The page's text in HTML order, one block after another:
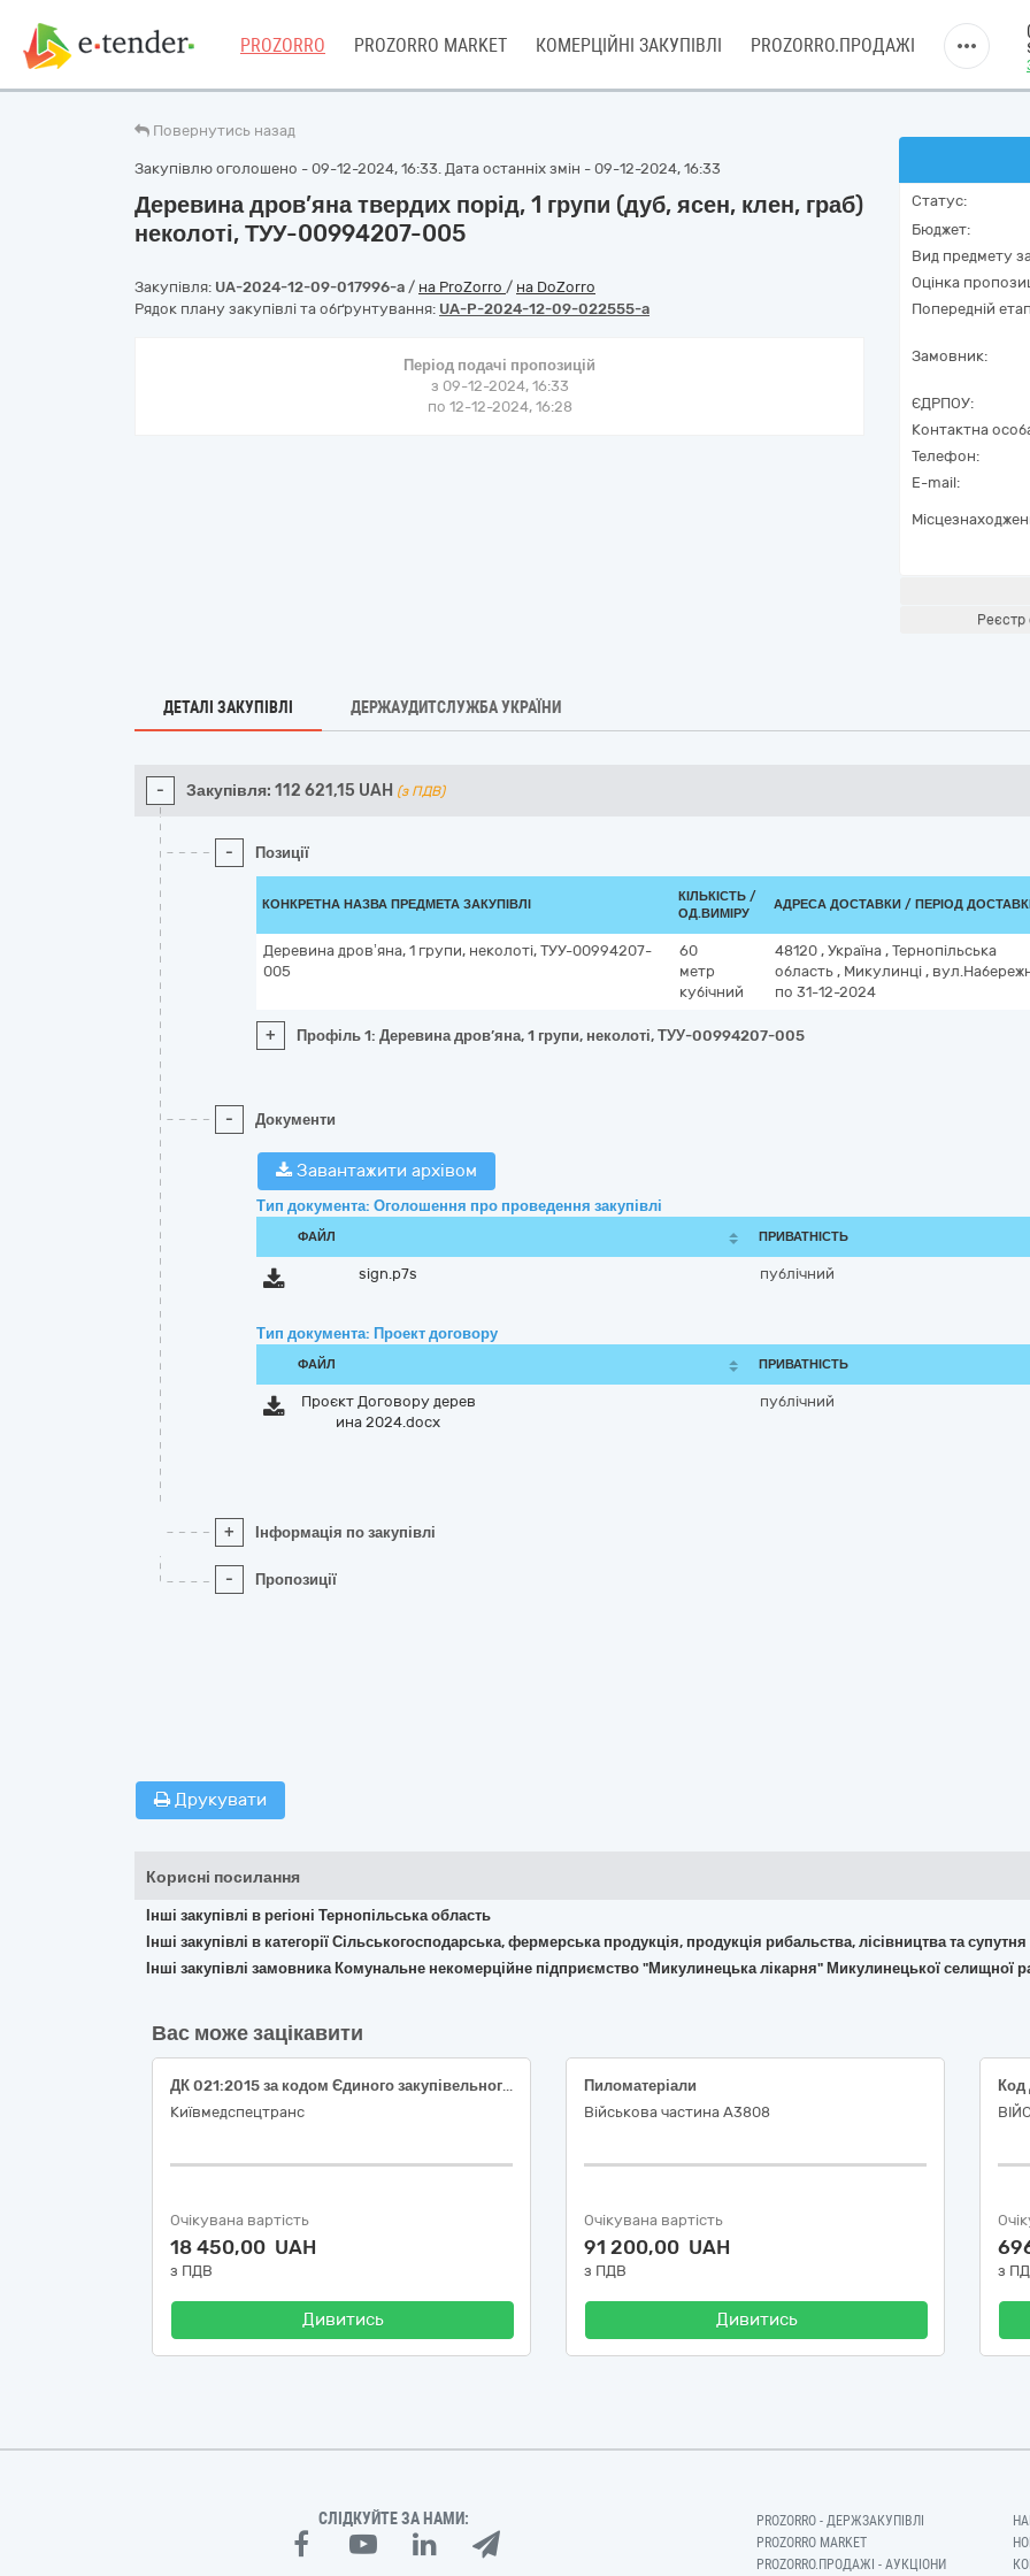
PROZORRO PROZORRO MARKET КОМЕРЦІЙНІ ЗАКУПІВЛІ PROZORRO.ПРОДАЖІ
Повернутись назад
Закупівлю оголошено - 09-12-2024, 16:33. Дата останніх змін - 09-12-2024, 16:33
Деревина дров’яна твердих порід, 1 групи (дуб, ясен, клен, граб)
неколоті, ТУУ-00994207-005
Закупівля: UA-2024-12-09-017996-a / на ProZorro / на DoZorro
Рядок плану закупівлі та обґрунтування: UA-P-2024-12-09-022555-a
Період подачі пропозицій
з 09-12-2024, 16:33
по 12-12-2024, 16:28
Статус:
Бюджет:
Вид предмету
Оцінка
Попередній
Замовник:
ЄДРПОУ:
Контактна
Телефон:
E-mail:
Реєстр
ДЕТАЛІ ЗАКУПІВЛІ ДЕРЖАУДИТСЛУЖБА УКРАЇНИ
- Закупівля: 112 621,15 UAH (з ПДВ)
- Позиції
КОНКРЕТНА НАЗВА ПРЕДМЕТА ЗАКУПІВЛІ
КІЛЬКІСТЬ /
ОД.ВИМІРУ
АДРЕСА ДОСТАВКИ / ПЕРІОД
Деревина дров’яна, 1 групи, неколоті, ТУУ-00994207-
005
60
метр
кубічний
48120 , Україна , Тернопільська
область , Микулинці ,
по 31-12-2024
+ Профіль 1: Деревина дров’яна, 1 групи, неколоті, ТУУ-00994207-005
- Документи
Завантажити архівом
Тип документа: Оголошення про проведення закупівлі
ФАЙЛ ПРИВАТНІСТЬ
sign.p7s публічний
Тип документа: Проект договору
ФАЙЛ ПРИВАТНІСТЬ
Проєкт Договору дерев
ина 2024.docx
публічний
+ Інформація по закупівлі
- Пропозиції
Друкувати
Корисні посилання
Інші закупівлі в регіоні Тернопільська область
Інші закупівлі в категорії Сільськогосподарська, фермерська продукція, продукція рибальства, лісівництва та
Інші закупівлі замовника Комунальне некомерційне підприємство "Микулинецька лікарня" Микулинецької селищної
Вас може зацікавити
ДК 021:2015 за кодом Єдиного закупівельного словника (CPV): 03410000-7 – Деревина. (Брус 50*50 мм 4 м.п.)
Київмедспецтранс
Очікувана вартість
18 450,00 UAH
з ПДВ
Дивитись
Пиломатеріали
Військова частина А3808
Очікувана вартість
91 200,00 UAH
з ПДВ
Дивитись
з
СЛІДКУЙТЕ ЗА НАМИ:
PROZORRO - ДЕРЖЗАКУПІВЛІ
PROZORRO MARKET
PROZORRO.ПРОДАЖІ - АУКЦІОНИ